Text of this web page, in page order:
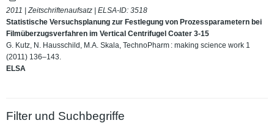
2011 | Zeitschriftenaufsatz | ELSA-ID: 3518
Statistische Versuchsplanung zur Festlegung von Prozessparametern bei
Filmüberzugsverfahren im Vertical Centrifugel Coater 3-15
G. Kutz, N. Hausschild, M.A. Skala, TechnoPharm : making science work 1
(2011) 136–143.
ELSA
Filter und Suchbegriffe